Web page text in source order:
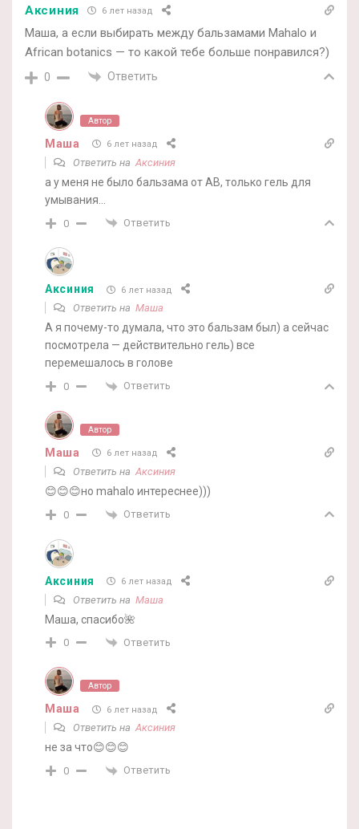
Аксиния 6 лет назад
Маша, а если выбирать между бальзамами Mahalo и
African botanics — то какой тебе больше понравился?)
0 Ответить
Автор
Маша 6 лет назад
Ответить на Аксиния
а у меня не было бальзама от AB, только гель для
умывания…
0 Ответить
Аксиния 6 лет назад
Ответить на Маша
А я почему-то думала, что это бальзам был) а сейчас
посмотрела — действительно гель) все
перемешалось в голове
0 Ответить
Автор
Маша 6 лет назад
Ответить на Аксиния
😊😊😊но mahalo интереснее)))
0 Ответить
Аксиния 6 лет назад
Ответить на Маша
Маша, спасибо🌺
0 Ответить
Автор
Маша 6 лет назад
Ответить наАксиния
не за что😊😊😊
0 Ответить